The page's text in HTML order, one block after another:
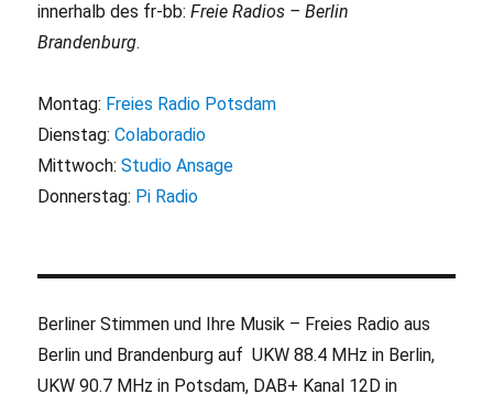
innerhalb des fr-bb:Freie Radios – Berlin
Brandenburg.
Montag: Freies Radio Potsdam
Dienstag:Colaboradio
Mittwoch:Studio Ansage
Donnerstag: Pi Radio
Berliner Stimmen und Ihre Musik – Freies Radio aus
Berlin und Brandenburg auf UKW 88.4 MHz in Berlin,
UKW 90.7 MHz in Potsdam, DAB+ Kanal 12D in